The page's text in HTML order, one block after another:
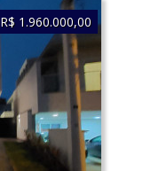
R$ 1.960.000,00